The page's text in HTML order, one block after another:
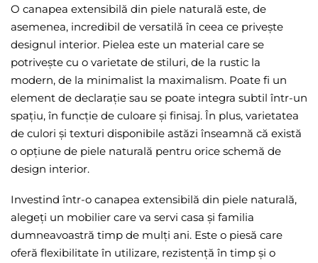
O canapea extensibilă din piele naturală este, de
asemenea, incredibil de versatilă în ceea ce privește
designul interior. Pielea este un material care se
potrivește cu o varietate de stiluri, de la rustic la
modern, de la minimalist la maximalism. Poate fi un
element de declarație sau se poate integra subtil într-un
spațiu, în funcție de culoare și finisaj. În plus, varietatea
de culori și texturi disponibile astăzi înseamnă că există
o opțiune de piele naturală pentru orice schemă de
design interior.
Investind într-o canapea extensibilă din piele naturală,
alegeți un mobilier care va servi casa și familia
dumneavoastră timp de mulți ani. Este o piesă care
oferă flexibilitate în utilizare, rezistență în timp și o